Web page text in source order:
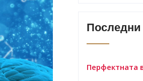
Последни
Перфектната